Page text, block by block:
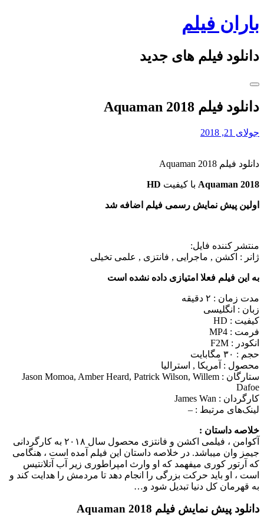
Skip
to
content
باران فیلم
دانلود فیلم های جدید
دانلود فیلم Aquaman 2018
جولای 21, 2018
دانلود فیلم Aquaman 2018
Aquaman 2018 با کیفیت HD
اولین پیش نمایش رسمی فیلم اضافه شد
منتشر کننده فایل:
ژانر : اکشن , ماجرایی , فانتزی , علمی تخیلی
به این فیلم فعلا امتیازی داده نشده است
مدت زمان : ۲ دقیقه
زبان : انگلیسی
کیفیت : HD
فرمت : MP4
انکودر : F2M
حجم : ۳۰ مگابایت
محصول : آمریکا , استرالیا
ستارگان : Jason Momoa, Amber Heard, Patrick Wilson, Willem
Dafoe
کارگردان : James Wan
لینک‌های مرتبط : –
خلاصه داستان :
آکوامن ، فیلمی اکشن و فانتزی محصول سال ۲۰۱۸ به کارگردانی
جیمز وان می‎باشد. در خلاصه داستان این فیلم آمده است ، هنگامی
که آرتور کوری می‎فهمد که او وارث امپراطوری زیر آب آتلانتیس
است ، او باید حرکت بزرگی را انجام دهد تا مردمش را هدایت کند و
به قهرمان کل دنیا تبدیل شود و…
دانلود پیش نمایش فیلم Aquaman 2018